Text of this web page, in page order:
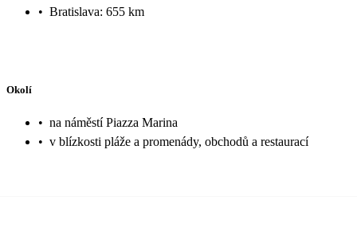
• Bratislava: 655 km
Okolí
• na náměstí Piazza Marina
• v blízkosti pláže a promenády, obchodů a restaurací